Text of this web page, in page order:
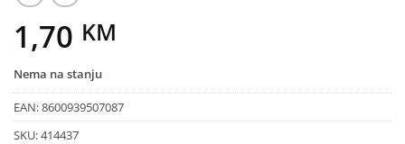
1,70 KM
Nema na stanju
EAN:8600939507087
SKU:414437